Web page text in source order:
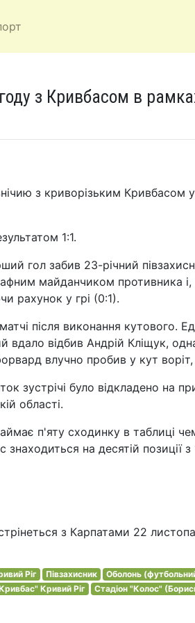
з Кривбасом в
з криворізьким
1:1.
гол забив 23-річний
майданчиком противника і,
рахунок у грі (0:1).
після виконання кутового.
вдало відбив Андрій Кліщук,
влучно пробив у кут
зустрічі було відкладено на
області.
п'яту сходинку в таблиці
знаходиться на десятій позиції
з Карпатами 22
Ріг Півзахисник Оболонь
Кривий Ріг Стадіон "Колос"